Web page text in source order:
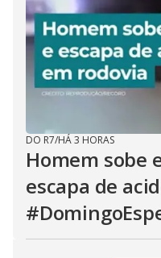
DO R7/HÁ 3 HORAS
Homem sobe
escapa de